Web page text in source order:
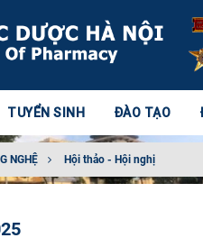
TUYỂN SINH ĐÀO TẠO
NGHỆ Hội thảo - Hội nghị